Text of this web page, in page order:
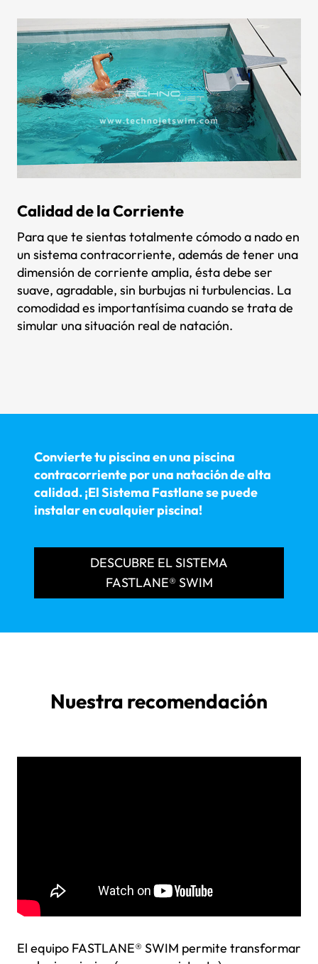
Calidad de la Corriente
Para que te sientas totalmente cómodo a nado en
un sistema contracorriente, además de tener una
dimensión de corriente amplia, ésta debe ser
suave, agradable, sin burbujas ni turbulencias. La
comodidad es importantísima cuando se trata de
simular una situación real de natación.
Convierte tu piscina en una piscina
contracorriente por una natación de alta
calidad. ¡El Sistema Fastlane se puede
instalar en cualquier piscina!
DESCUBRE EL SISTEMA
FASTLANE® SWIM
Nuestra recomendación
El equipo FASTLANE® SWIM permite transformar